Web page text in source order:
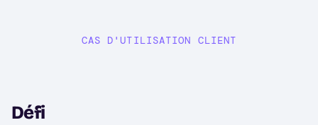
CAS D'UTILISATION CLIENT
Défi